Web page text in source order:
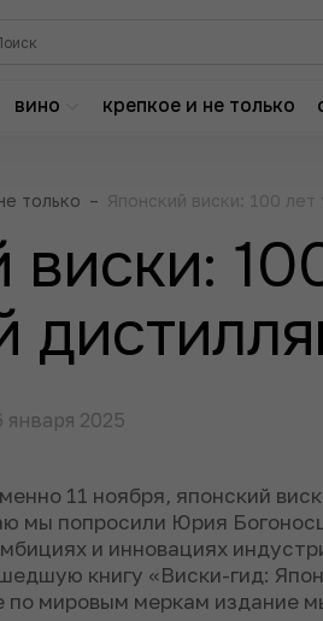
вино крепкое и не только
только – Японский виски: 100
виски:
января 2025
11 ноября, японский
мы попросили Юрия
и инновациях
книгу «Виски-гид:
по мировым меркам издание